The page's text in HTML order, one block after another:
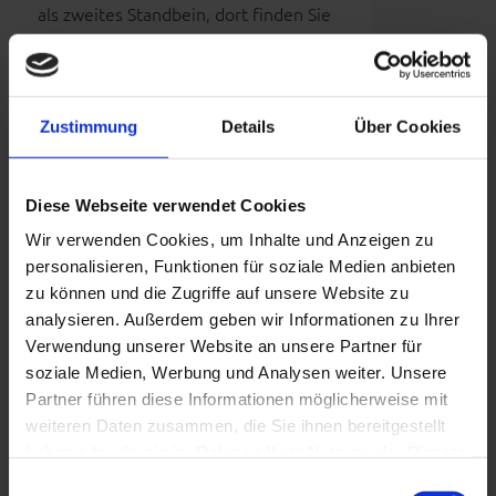
Zustimmung Details Über Cookies
Diese Webseite verwendet Cookies
Wir verwenden Cookies, um Inhalte und Anzeigen zu
personalisieren, Funktionen für soziale Medien anbieten
zu können und die Zugriffe auf unsere Website zu
analysieren. Außerdem geben wir Informationen zu Ihrer
Verwendung unserer Website an unsere Partner für
soziale Medien, Werbung und Analysen weiter. Unsere
Partner führen diese Informationen möglicherweise mit
weiteren Daten zusammen, die Sie ihnen bereitgestellt
als zweites Standbein, dort finden Sie
alles, was das Imkerherz begehrt.
Weiterlesen→
HONIGLEHRGANG
VERÖFFENTLICHT AM 5. APRIL 2015 18:22 |
KATEGORIEN:EXTERNE LEHRGÄNGE
am Sonntag, 26.04.15 findet in
Hünxe, Dinslakener Str. 89a, ein
Honiglehrgang statt.